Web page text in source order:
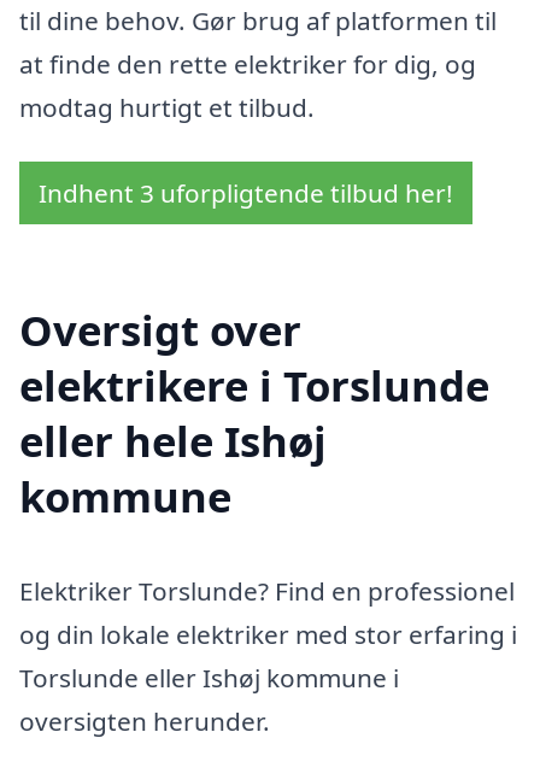
til dine behov. Gør brug af platformen til
at finde den rette elektriker for dig, og
modtag hurtigt et tilbud.
Indhent 3 uforpligtende tilbud her!
Oversigt over
elektrikere i Torslunde
eller hele Ishøj
kommune
Elektriker Torslunde? Find en professionel
og din lokale elektriker med stor erfaring i
Torslunde eller Ishøj kommune i
oversigten herunder.